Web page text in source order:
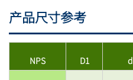
产品尺寸参考
NPS D1 d